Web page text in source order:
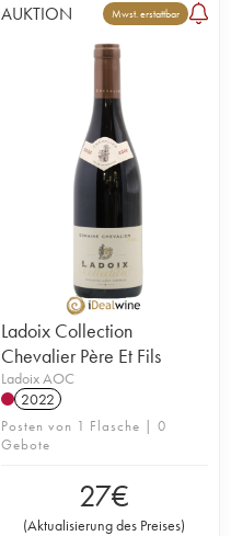
AUKTION Mwst. erstattbar
Ladoix Collection
Chevalier Père Et Fils
Ladoix AOC
2022
Posten von 1 Flasche | 0
Gebote
27€
(Aktualisierung des Preises)